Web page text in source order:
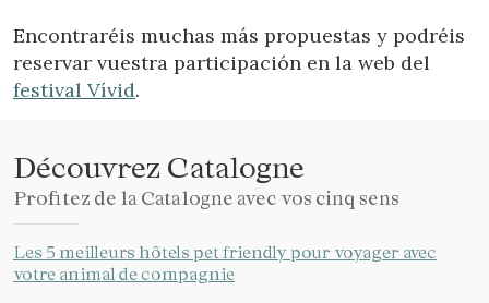
Encontraréis muchas más propuestas y podréis
reservar vuestra participación en la web del
festival Vívid.
Découvrez Catalogne
Profitez de la Catalogne avec vos cinq sens
Les 5 meilleurs hôtels pet friendly pour voyager avec
votre animal de compagnie